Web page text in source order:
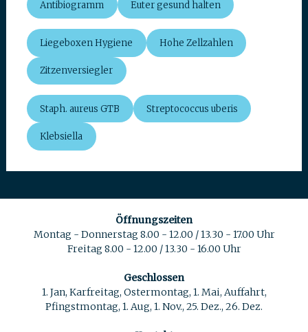
Antibiogramm Euter gesund halten
Liegeboxen Hygiene Hohe Zellzahlen
Zitzenversiegler
Staph. aureus GTB Streptococcus uberis
Klebsiella
Öffnungszeiten
Montag - Donnerstag 8.00 - 12.00 / 13.30 - 17.00 Uhr
Freitag 8.00 - 12.00 / 13.30 - 16.00 Uhr
Geschlossen
1. Jan, Karfreitag, Ostermontag, 1. Mai, Auffahrt,
Pfingstmontag, 1. Aug, 1. Nov., 25. Dez., 26. Dez.